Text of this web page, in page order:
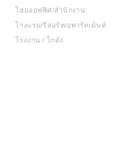
โฮมออฟฟิศ/สำนักงาน
โรงแรม/รีสอร์ท/อพาร์ทเม้นท์
โรงงาน / โกดัง